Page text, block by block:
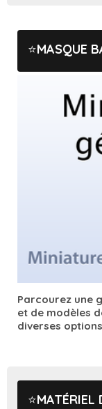
MASQUE
Parcourez une
et de modèles
diverses
MATÉRIEL